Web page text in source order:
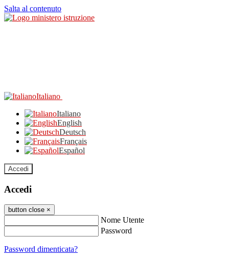
Salta al contenuto
Italiano
Italiano
English
Deutsch
Français
Español
Accedi
Accedi
button close ×
Nome Utente
Password
Password dimenticata?